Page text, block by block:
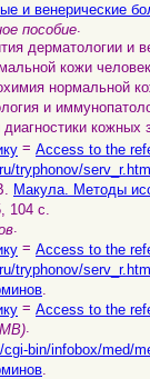
и венерические
пособие.
дерматологии и
кожи
нормальной
и
кожных
= Access to the
tryphonov/
Макула. Методы
104 с.
.
= Access to the
tryphonov/
.
= Access to the
.
bin/infobox/med/
.